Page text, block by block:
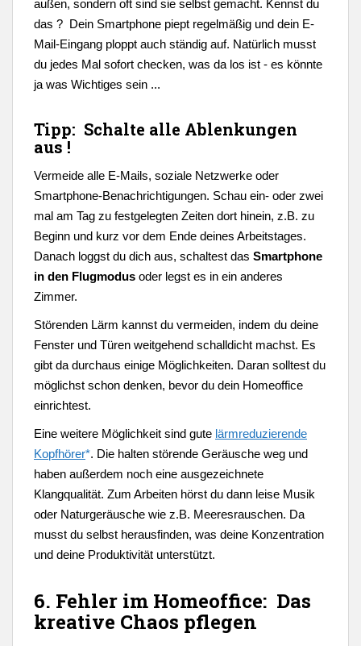
außen, sondern oft sind sie selbst gemacht. Kennst du
das ? Dein Smartphone piept regelmäßig und dein E-
Mail-Eingang ploppt auch ständig auf. Natürlich musst
du jedes Mal sofort checken, was da los ist - es könnte
ja was Wichtiges sein ...
Tipp: Schalte alle Ablenkungen
aus !
Vermeide alle E-Mails, soziale Netzwerke oder
Smartphone-Benachrichtigungen. Schau ein- oder zwei
mal am Tag zu festgelegten Zeiten dort hinein, z.B. zu
Beginn und kurz vor dem Ende deines Arbeitstages.
Danach loggst du dich aus, schaltest das Smartphone
in den Flugmodus oder legst es in ein anderes
Zimmer.
Störenden Lärm kannst du vermeiden, indem du deine
Fenster und Türen weitgehend schalldicht machst. Es
gibt da durchaus einige Möglichkeiten. Daran solltest du
möglichst schon denken, bevor du dein Homeoffice
einrichtest.
Eine weitere Möglichkeit sind gute lärmreduzierende
Kopfhörer*. Die halten störende Geräusche weg und
haben außerdem noch eine ausgezeichnete
Klangqualität. Zum Arbeiten hörst du dann leise Musik
oder Naturgeräusche wie z.B. Meeresrauschen. Da
musst du selbst herausfinden, was deine Konzentration
und deine Produktivität unterstützt.
6. Fehler im Homeoffice: Das
kreative Chaos pflegen